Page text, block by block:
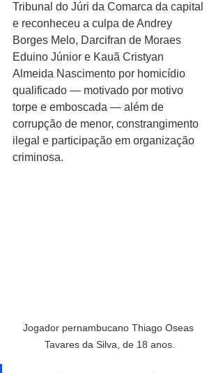
Tribunal do Júri da Comarca da capital
e reconheceu a culpa de Andrey
Borges Melo, Darcifran de Moraes
Eduino Júnior e Kauã Cristyan
Almeida Nascimento por homicídio
qualificado — motivado por motivo
torpe e emboscada — além de
corrupção de menor, constrangimento
ilegal e participação em organização
criminosa.
Jogador pernambucano Thiago Oseas
Tavares da Silva, de 18 anos.